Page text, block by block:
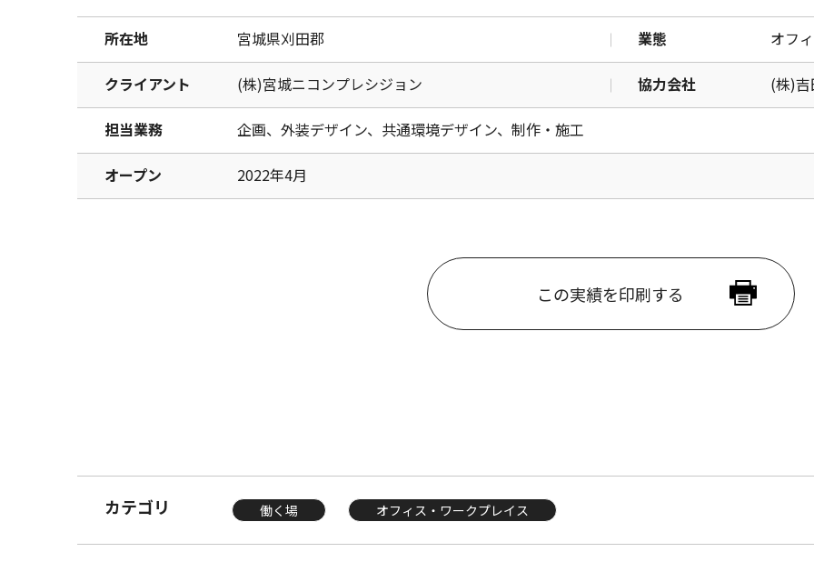
所在地 宮城県刈田郡 業態 オフ
クライアント (株)宮城ニコンプレシジョン 協力会社 (株)
担当業務 企画、外装デザイン、共通環境デザイン、制作・施工
オープン 2022年4月
この実績を印刷する
カテゴリ 働く場 オフィス・ワークプレイス